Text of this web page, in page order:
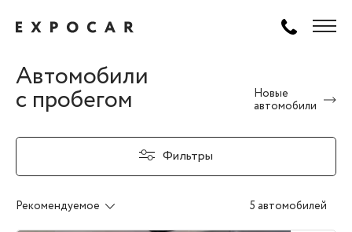
Автомобили
с пробегом
Новые
автомобили
Фильтры
Рекомендуемое 5 автомобилей